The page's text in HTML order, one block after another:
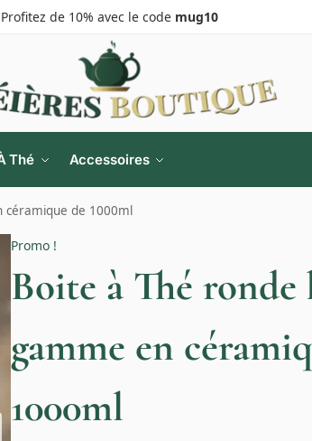
Profitez de 10% avec le code mug10
Thé Accessoires
de 1000ml
Promo !
Boite à Thé ronde
gamme en
1000ml